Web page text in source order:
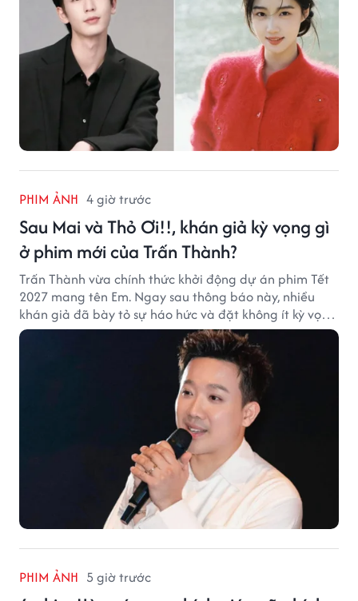
PHIM ẢNH 4 giờ trước
Sau Mai và Thỏ Ơi!!, khán giả kỳ vọng gì
ở phim mới của Trấn Thành?
Trấn Thành vừa chính thức khởi động dự án phim Tết
2027 mang tên Em. Ngay sau thông báo này, nhiều
khán giả đã bày tỏ sự háo hức và đặt không ít kỳ vọng
vào bộ phim mới của Trấn Thành.
PHIM ẢNH 5 giờ trước